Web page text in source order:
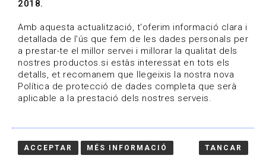
Estigues al dia
Convocatòries, activitats i notícies del sector de la
cultura.
2018.
Amb aquesta actualització, t'oferim informació clara i
detallada de l'ús que fem de les dades personals per
a prestar-te el millor servei i millorar la qualitat dels
nostres productos.si estàs interessat en tots els
detalls, et recomanem que llegeixis la nostra nova
Política de protecció de dades completa que serà
aplicable a la prestació dels nostres serveis.
ACCEPTAR MÉS INFORMACIÓ TANCAR